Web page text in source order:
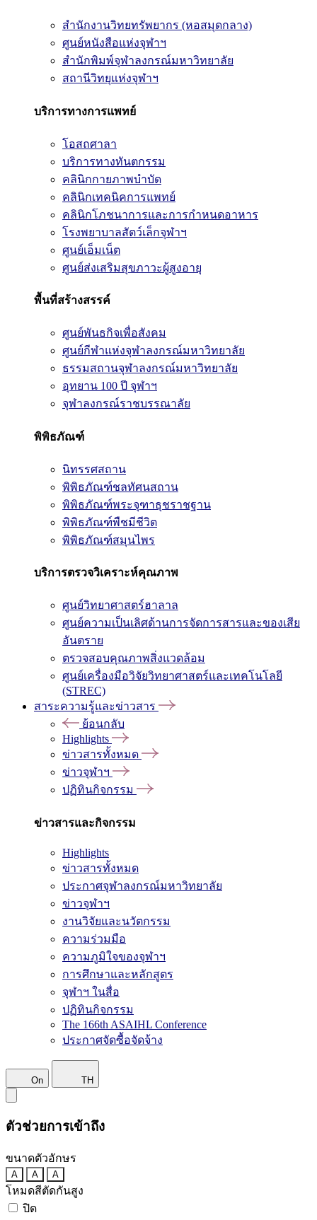
สำนักงานวิทยทรัพยากร (หอสมุดกลาง)
ศูนย์หนังสือแห่งจุฬาฯ
สำนักพิมพ์จุฬาลงกรณ์มหาวิทยาลัย
สถานีวิทยุแห่งจุฬาฯ
บริการทางการแพทย์
โอสถศาลา
บริการทางทันตกรรม
คลินิกกายภาพบำบัด
คลินิกเทคนิคการแพทย์
คลินิกโภชนาการและการกำหนดอาหาร
โรงพยาบาลสัตว์เล็กจุฬาฯ
ศูนย์เอ็มเน็ต
ศูนย์ส่งเสริมสุขภาวะผู้สูงอายุ
พื้นที่สร้างสรรค์
ศูนย์พันธกิจเพื่อสังคม
ศูนย์กีฬาแห่งจุฬาลงกรณ์มหาวิทยาลัย
ธรรมสถานจุฬาลงกรณ์มหาวิทยาลัย
อุทยาน 100 ปี จุฬาฯ
จุฬาลงกรณ์ราชบรรณาลัย
พิพิธภัณฑ์
นิทรรศสถาน
พิพิธภัณฑ์ชลทัศนสถาน
พิพิธภัณฑ์พระจุฑาธุชราชฐาน
พิพิธภัณฑ์พืชมีชีวิต
พิพิธภัณฑ์สมุนไพร
บริการตรวจวิเคราะห์คุณภาพ
ศูนย์วิทยาศาสตร์ฮาลาล
ศูนย์ความเป็นเลิศด้านการจัดการสารและของเสีย
อันตราย
ตรวจสอบคุณภาพสิ่งแวดล้อม
ศูนย์เครื่องมือวิจัยวิทยาศาสตร์และเทคโนโลยี
(STREC)
สาระความรู้และข่าวสาร
ย้อนกลับ
Highlights
ข่าวสารทั้งหมด
ข่าวจุฬาฯ
ปฏิทินกิจกรรม
ข่าวสารและกิจกรรม
Highlights
ข่าวสารทั้งหมด
ประกาศจุฬาลงกรณ์มหาวิทยาลัย
ข่าวจุฬาฯ
งานวิจัยและนวัตกรรม
ความร่วมมือ
ความภูมิใจของจุฬาฯ
การศึกษาและหลักสูตร
จุฬาฯ ในสื่อ
ปฏิทินกิจกรรม
The 166th ASAIHL Conference
ประกาศจัดซื้อจัดจ้าง
On TH
ตัวช่วยการเข้าถึง
ขนาดตัวอักษร
A A A
โหมดสีตัดกันสูง
ปิด